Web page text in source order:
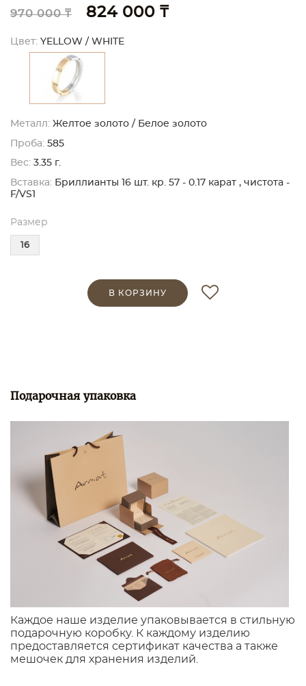
970 000 ₸ 824 000 ₸
Цвет: YELLOW / WHITE
Металл: Желтое золото / Белое золото
Проба: 585
Вес: 3.35 г.
Вставка: Бриллианты 16 шт. кр. 57 - 0.17 карат , чистота -
F/VS1
Размер
16
В КОРЗИНУ
Подарочная упаковка
Каждое наше изделие упаковывается в стильную
подарочную коробку. К каждому изделию
предоставляется сертификат качества а также
мешочек для хранения изделий.